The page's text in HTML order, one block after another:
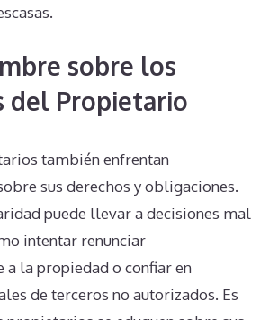
sobre los
del Propietario
también enfrentan
sus derechos y obligaciones.
puede llevar a decisiones mal
intentar renunciar
la propiedad o confiar en
de terceros no autorizados. Es